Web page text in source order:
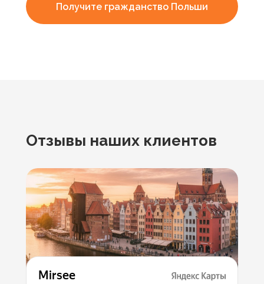
Получите гражданство Польши
Отзывы наших клиентов